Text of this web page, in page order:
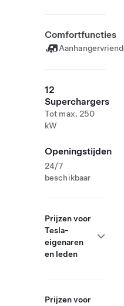
Comfortfuncties
12
Superchargers
Tot max. 250
kW
Openingstijden
24/7
beschikbaar
Prijzen voor
Tesla-
eigenaren
en leden
Prijzen voor